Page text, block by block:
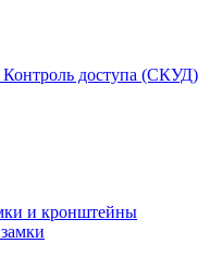
Контроль доступа (СКУД)
и кронштейны